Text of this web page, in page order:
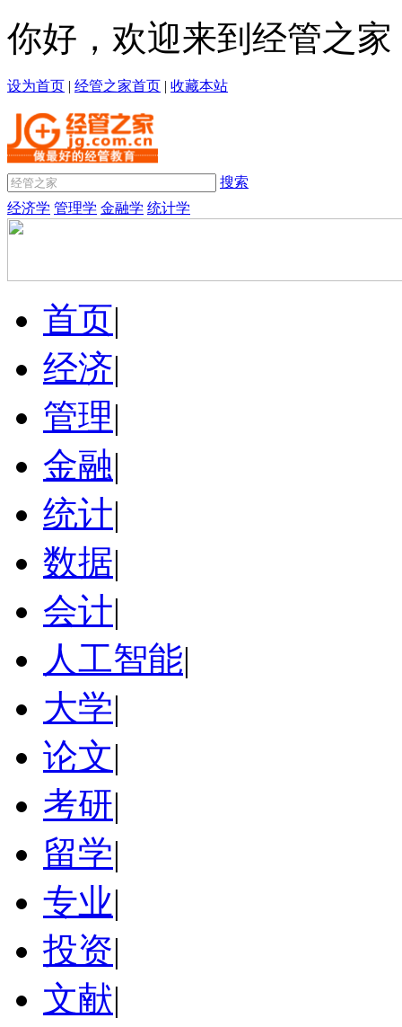
你好，欢迎来到经管之家
设为首页 | 经管之家首页 | 收藏本站
搜索
经济学 管理学 金融学 统计学
首页|
经济|
管理|
金融|
统计|
数据|
会计|
人工智能|
大学|
论文|
考研|
留学|
专业|
投资|
文献|